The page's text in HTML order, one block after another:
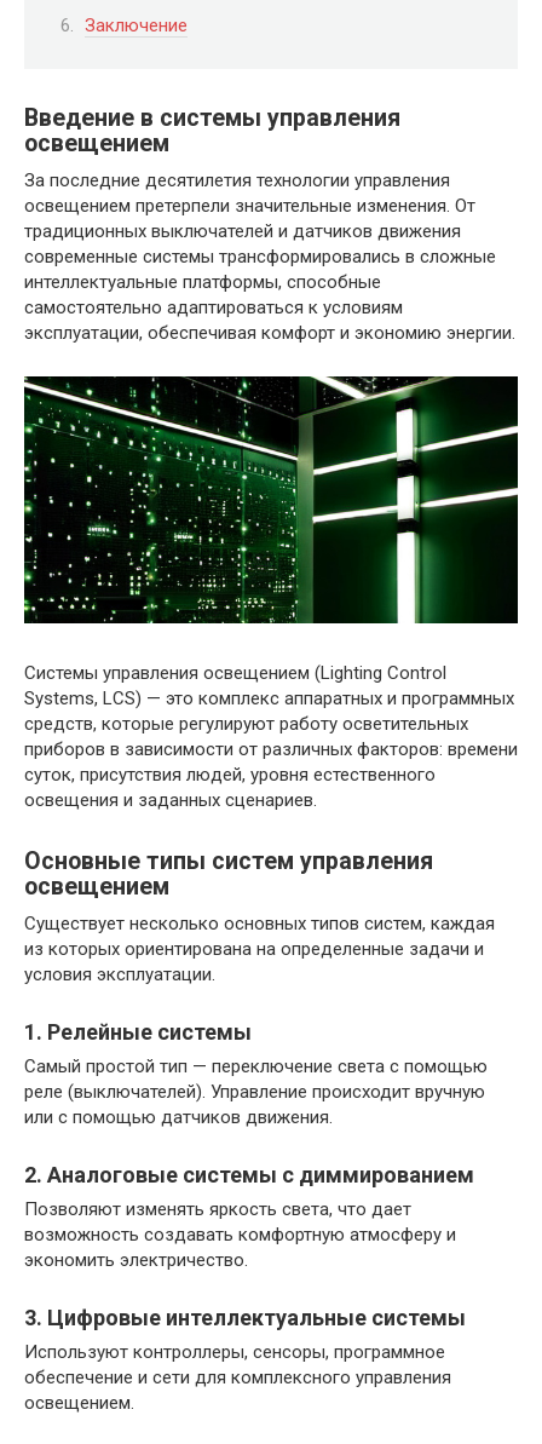
Заключение
Введение в системы управления
освещением
За последние десятилетия технологии управления
освещением претерпели значительные изменения. От
традиционных выключателей и датчиков движения
современные системы трансформировались в сложные
интеллектуальные платформы, способные
самостоятельно адаптироваться к условиям
эксплуатации, обеспечивая комфорт и экономию энергии.
Системы управления освещением (Lighting Control
Systems, LCS) — это комплекс аппаратных и программных
средств, которые регулируют работу осветительных
приборов в зависимости от различных факторов: времени
суток, присутствия людей, уровня естественного
освещения и заданных сценариев.
Основные типы систем управления
освещением
Существует несколько основных типов систем, каждая
из которых ориентирована на определенные задачи и
условия эксплуатации.
1. Релейные системы
Самый простой тип — переключение света с помощью
реле (выключателей). Управление происходит вручную
или с помощью датчиков движения.
2. Аналоговые системы с диммированием
Позволяют изменять яркость света, что дает
возможность создавать комфортную атмосферу и
экономить электричество.
3. Цифровые интеллектуальные системы
Используют контроллеры, сенсоры, программное
обеспечение и сети для комплексного управления
освещением.